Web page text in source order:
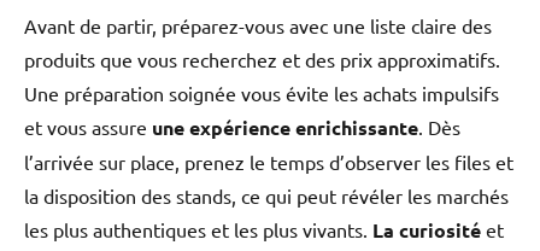
Avant de partir, préparez-vous avec une liste claire des
produits que vous recherchez et des prix approximatifs.
Une préparation soignée vous évite les achats impulsifs
et vous assure une expérience enrichissante. Dès
l’arrivée sur place, prenez le temps d’observer les files et
la disposition des stands, ce qui peut révéler les marchés
les plus authentiques et les plus vivants. La curiosité et